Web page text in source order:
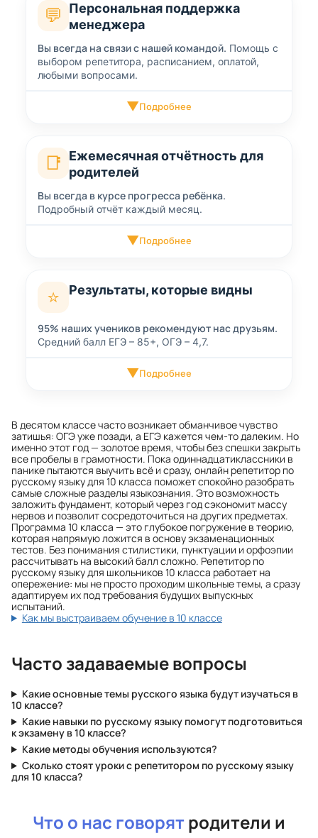
💬
Персональная поддержка
менеджера
Вы всегда на связи с нашей командой. Помощь с
выбором репетитора, расписанием, оплатой,
любыми вопросами.
▼Подробнее
📑
Ежемесячная отчётность для
родителей
Вы всегда в курсе прогресса ребёнка.
Подробный отчёт каждый месяц.
▼Подробнее
⭐ Результаты, которые видны
95% наших учеников рекомендуют нас друзьям.
Средний балл ЕГЭ – 85+, ОГЭ – 4,7.
▼Подробнее
В десятом классе часто возникает обманчивое чувство
затишья: ОГЭ уже позади, а ЕГЭ кажется чем-то далеким. Но
именно этот год — золотое время, чтобы без спешки закрыть
все пробелы в грамотности. Пока одиннадцатиклассники в
панике пытаются выучить всё и сразу, онлайн репетитор по
русскому языку для 10 класса поможет спокойно разобрать
самые сложные разделы языкознания. Это возможность
заложить фундамент, который через год сэкономит массу
нервов и позволит сосредоточиться на других предметах.
Программа 10 класса — это глубокое погружение в теорию,
которая напрямую ложится в основу экзаменационных
тестов. Без понимания стилистики, пунктуации и орфоэпии
рассчитывать на высокий балл сложно. Репетитор по
русскому языку для школьников 10 класса работает на
опережение: мы не просто проходим школьные темы, а сразу
адаптируем их под требования будущих выпускных
испытаний.
Как мы выстраиваем обучение в 10 классе
Часто задаваемые вопросы
Какие основные темы русского языка будут изучаться в
10 классе?
Какие навыки по русскому языку помогут подготовиться
к экзамену в 10 классе?
Какие методы обучения используются?
Сколько стоят уроки с репетитором по русскому языку
для 10 класса?
Что о нас говорятродители и